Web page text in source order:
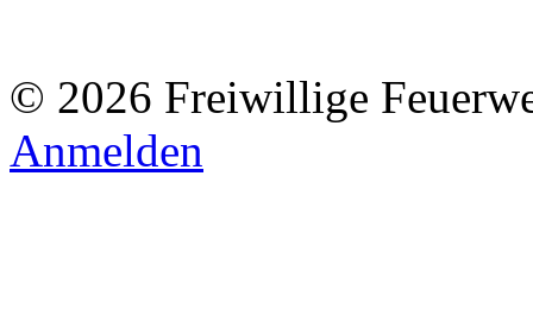
© 2026 Freiwillige
Anmelden